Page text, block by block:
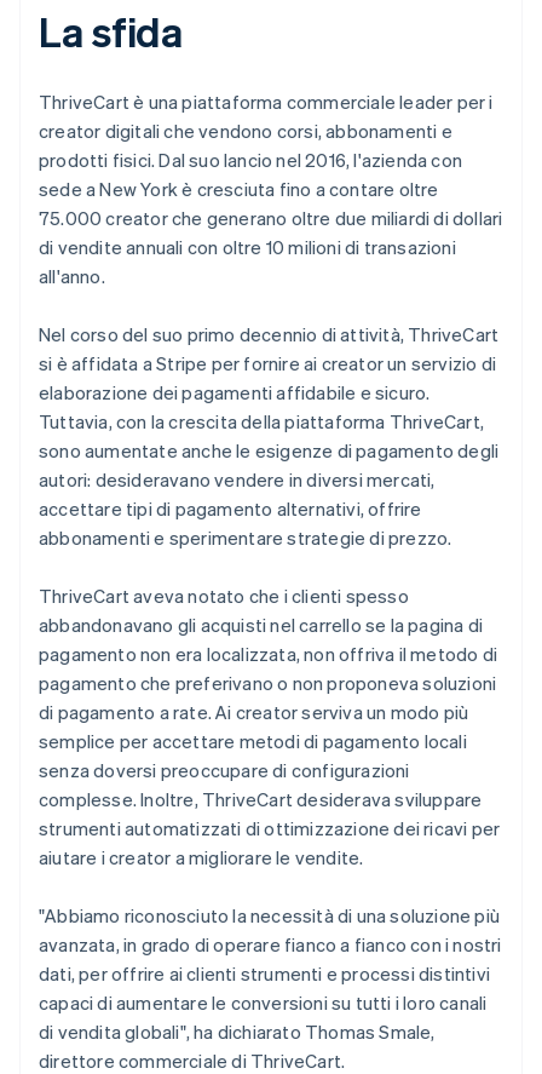
La sfida
ThriveCart è una piattaforma commerciale leader per i
creator digitali che vendono corsi, abbonamenti e
prodotti fisici. Dal suo lancio nel 2016, l'azienda con
sede a New York è cresciuta fino a contare oltre
75.000 creator che generano oltre due miliardi di dollari
di vendite annuali con oltre 10 milioni di transazioni
all'anno.
Nel corso del suo primo decennio di attività, ThriveCart
si è affidata a Stripe per fornire ai creator un servizio di
elaborazione dei pagamenti affidabile e sicuro.
Tuttavia, con la crescita della piattaforma ThriveCart,
sono aumentate anche le esigenze di pagamento degli
autori: desideravano vendere in diversi mercati,
accettare tipi di pagamento alternativi, offrire
abbonamenti e sperimentare strategie di prezzo.
ThriveCart aveva notato che i clienti spesso
abbandonavano gli acquisti nel carrello se la pagina di
pagamento non era localizzata, non offriva il metodo di
pagamento che preferivano o non proponeva soluzioni
di pagamento a rate. Ai creator serviva un modo più
semplice per accettare metodi di pagamento locali
senza doversi preoccupare di configurazioni
complesse. Inoltre, ThriveCart desiderava sviluppare
strumenti automatizzati di ottimizzazione dei ricavi per
aiutare i creator a migliorare le vendite.
"Abbiamo riconosciuto la necessità di una soluzione più
avanzata, in grado di operare fianco a fianco con i nostri
dati, per offrire ai clienti strumenti e processi distintivi
capaci di aumentare le conversioni su tutti i loro canali
di vendita globali", ha dichiarato Thomas Smale,
direttore commerciale di ThriveCart.